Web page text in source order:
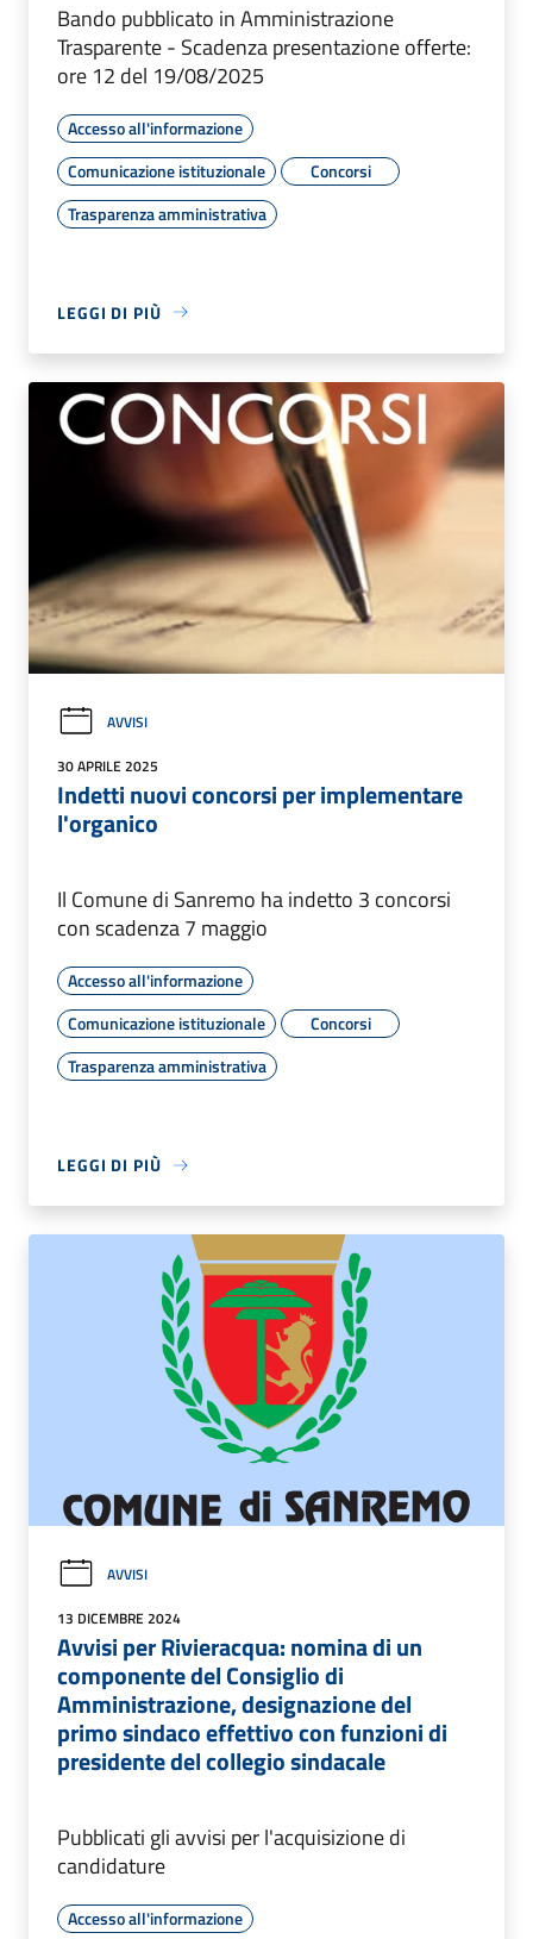
Bando pubblicato in Amministrazione
Trasparente - Scadenza presentazione offerte:
ore 12 del 19/08/2025
Accesso all'informazione
Comunicazione istituzionale
Concorsi
Trasparenza amministrativa
LEGGI DI PIÙ
AVVISI
30 APRILE 2025
Indetti nuovi concorsi per implementare
l'organico
Il Comune di Sanremo ha indetto 3 concorsi
con scadenza 7 maggio
Accesso all'informazione
Comunicazione istituzionale
Concorsi
Trasparenza amministrativa
LEGGI DI PIÙ
AVVISI
13 DICEMBRE 2024
Avvisi per Rivieracqua: nomina di un
componente del Consiglio di
Amministrazione, designazione del
primo sindaco effettivo con funzioni di
presidente del collegio sindacale
Pubblicati gli avvisi per l'acquisizione di
candidature
Accesso all'informazione